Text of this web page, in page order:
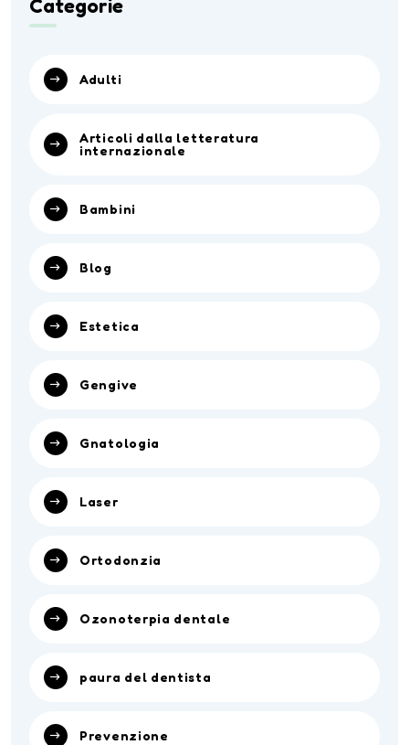
Categorie
Adulti
Articoli dalla letteratura
internazionale
Bambini
Blog
Estetica
Gengive
Gnatologia
Laser
Ortodonzia
Ozonoterpia dentale
paura del dentista
Prevenzione